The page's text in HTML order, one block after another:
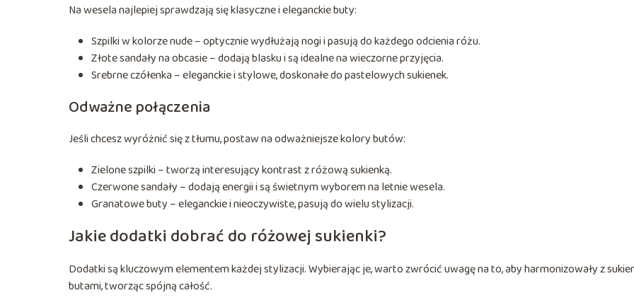
Na wesela najlepiej sprawdzają się klasyczne i eleganckie buty:
Szpilki w kolorze nude – optycznie wydłużają nogi i pasują do każdego odcienia różu.
Złote sandały na obcasie – dodają blasku i są idealne na wieczorne przyjęcia.
Srebrne czółenka – eleganckie i stylowe, doskonałe do pastelowych sukienek.
Odważne połączenia
Jeśli chcesz wyróżnić się z tłumu, postaw na odważniejsze kolory butów:
Zielone szpilki – tworzą interesujący kontrast z różową sukienką.
Czerwone sandały – dodają energii i są świetnym wyborem na letnie wesela.
Granatowe buty – eleganckie i nieoczywiste, pasują do wielu stylizacji.
Jakie dodatki dobrać do różowej sukienki?
Dodatki są kluczowym elementem każdej stylizacji. Wybierając je, warto zwrócić uwagę na to, aby harmonizowały z
butami, tworząc spójną całość.